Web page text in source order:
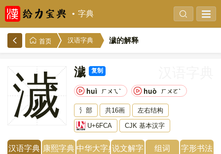
字典
首页 汉语字典 濊的解释
濊 濊 复制
huì ㄏㄨㄟˋ huò ㄏㄨㄛˋ
氵部 共16画 左右结构
U+6FCA CJK 基本汉字
汉语字典 康熙字典 中华大字典说文解字 组词 字形书法